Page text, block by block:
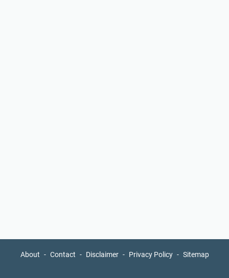
About Contact Disclaimer Privacy Policy Sitemap